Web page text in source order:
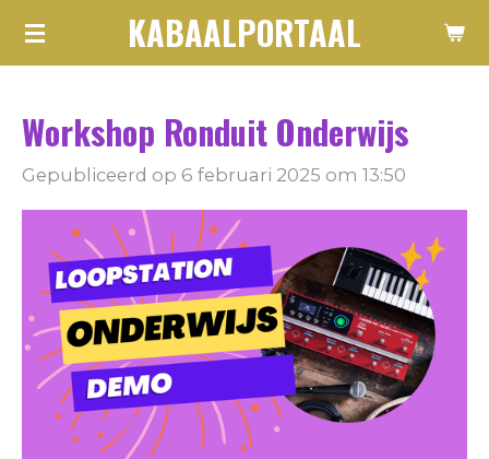
Ga
de
KABAALPORTAAL
Workshop Ronduit Onderwijs
Gepubliceerd op 6 februari 2025 om 13:50